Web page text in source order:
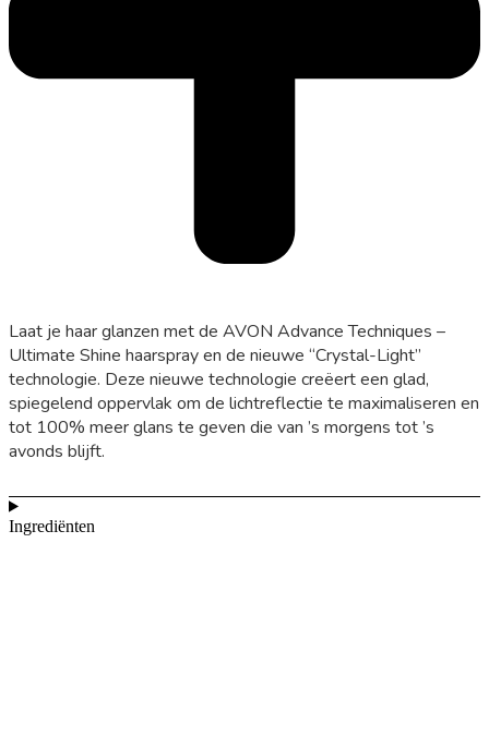
Laat je haar glanzen met de AVON Advance Techniques –
Ultimate Shine haarspray en de nieuwe “Crystal-Light”
technologie. Deze nieuwe technologie creëert een glad,
spiegelend oppervlak om de lichtreflectie te maximaliseren en
tot 100% meer glans te geven die van ’s morgens tot ’s
avonds blijft.
Ingrediënten